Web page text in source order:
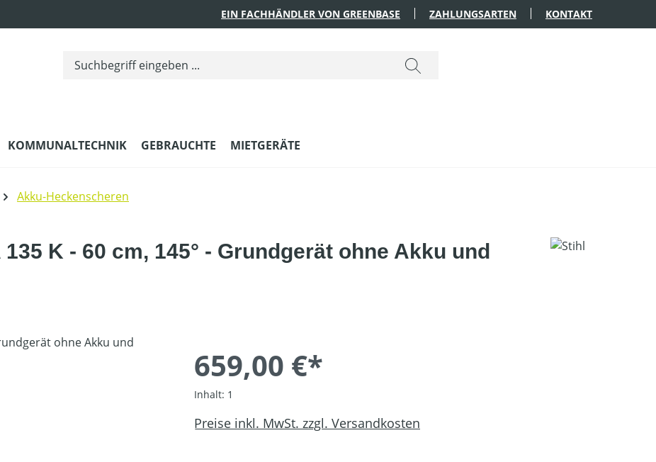
EIN FACHHÄNDLER VON GREENBASE ZAHLUNGSARTEN KONTAKT
KOMMUNALTECHNIK GEBRAUCHTE MIETGERÄTE
Akku-Heckenscheren
K - 60 cm, 145° - Grundgerät ohne Akku und
659,00 €*
Inhalt: 1
Preise inkl. MwSt. zzgl. Versandkosten